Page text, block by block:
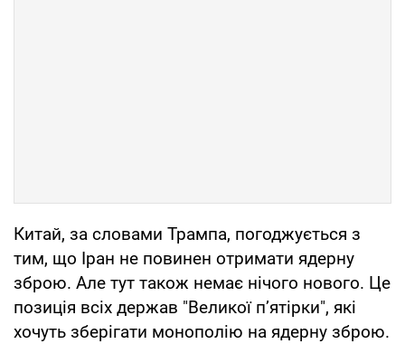
Китай, за словами Трампа, погоджується з
тим, що Іран не повинен отримати ядерну
зброю. Але тут також немає нічого нового. Це
позиція всіх держав "Великої п’ятірки", які
хочуть зберігати монополію на ядерну зброю.